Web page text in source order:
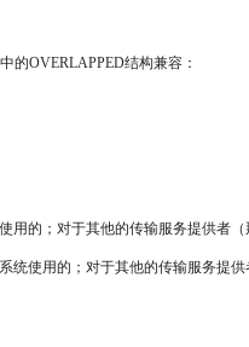
的OVERLAPPED结构兼容：
的；对于其他的传输服务提供者
使用的；对于其他的传输服务提